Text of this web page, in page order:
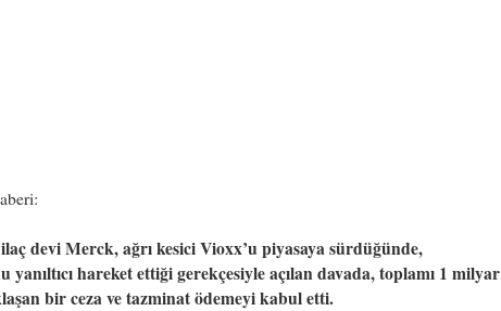
devi Merck, ağrı kesici Vioxx’u piyasaya sürdüğünde,
yanıltıcı hareket ettiği gerekçesiyle açılan davada, toplamı 1 milyar
bir ceza ve tazminat ödemeyi kabul etti.